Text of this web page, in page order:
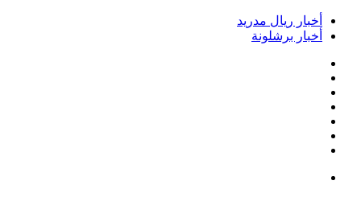
أخبار ريال مدريد
أخبار برشلونة